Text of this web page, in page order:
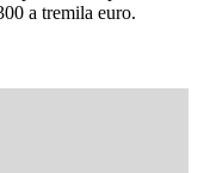
a tremila euro.